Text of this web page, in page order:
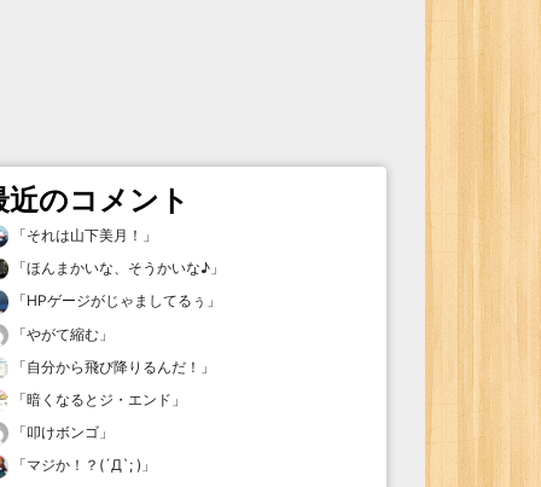
近のコメント
「それは山下美月！ 」
「ほんまかいな、そうかいな♪ 」
「HPゲージがじゃましてるぅ 」
「やがて縮む 」
「自分から飛び降りるんだ！ 」
「暗くなるとジ・エンド 」
「叩けボンゴ 」
「マジか！？(´Д`; ) 」